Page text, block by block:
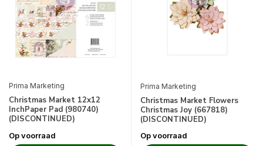
Prima Marketing
Christmas Market 12x12
InchPaper Pad (980740)
(DISCONTINUED)
Op voorraad
Prima Marketing
Christmas Market Flowers
Christmas Joy (667818)
(DISCONTINUED)
Op voorraad